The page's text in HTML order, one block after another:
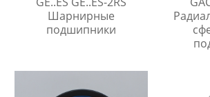
Шарнирные
подшипники